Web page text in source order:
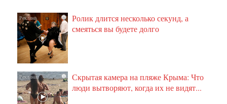
i
Ролик длится несколько секунд, а
смеяться вы будете долго
i
Скрытая камера на пляже Крыма: Что
люди вытворяют, когда их не видят...